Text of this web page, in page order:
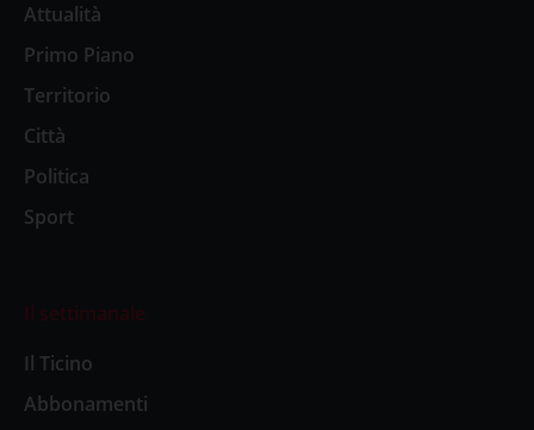
Attualità
Primo Piano
Territorio
Città
Politica
Sport
Il settimanale
Il Ticino
Abbonamenti